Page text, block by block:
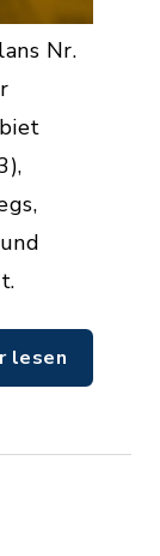
Nr.
lesen